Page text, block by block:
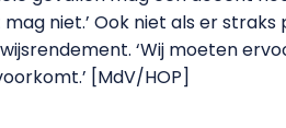
niet.’ Ook niet als er
‘Wij moeten
[MdV/HOP]